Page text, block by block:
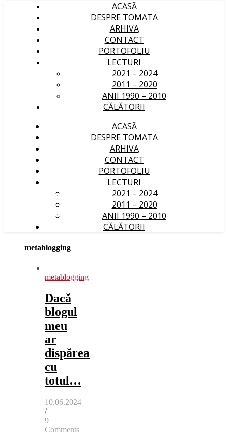
ACASĂ
DESPRE TOMATA
ARHIVA
CONTACT
PORTOFOLIU
LECTURI
2021 – 2024
2011 – 2020
ANII 1990 – 2010
CĂLĂTORII
ACASĂ
DESPRE TOMATA
ARHIVA
CONTACT
PORTOFOLIU
LECTURI
2021 – 2024
2011 – 2020
ANII 1990 – 2010
CĂLĂTORII
metablogging
metablogging
Dacă
blogul
meu
ar
dispărea
cu
totul…
10.06.2024
/
9
Comments